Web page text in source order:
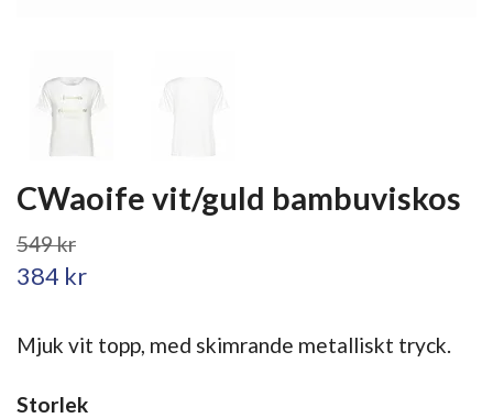
CWaoife vit/guld bambuviskos
549 kr
384 kr
Mjuk vit topp, med skimrande metalliskt tryck.
Storlek